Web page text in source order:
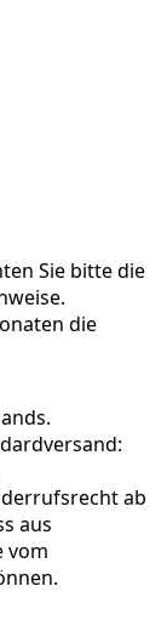
Sie bitte die
die
ab
aus
vom